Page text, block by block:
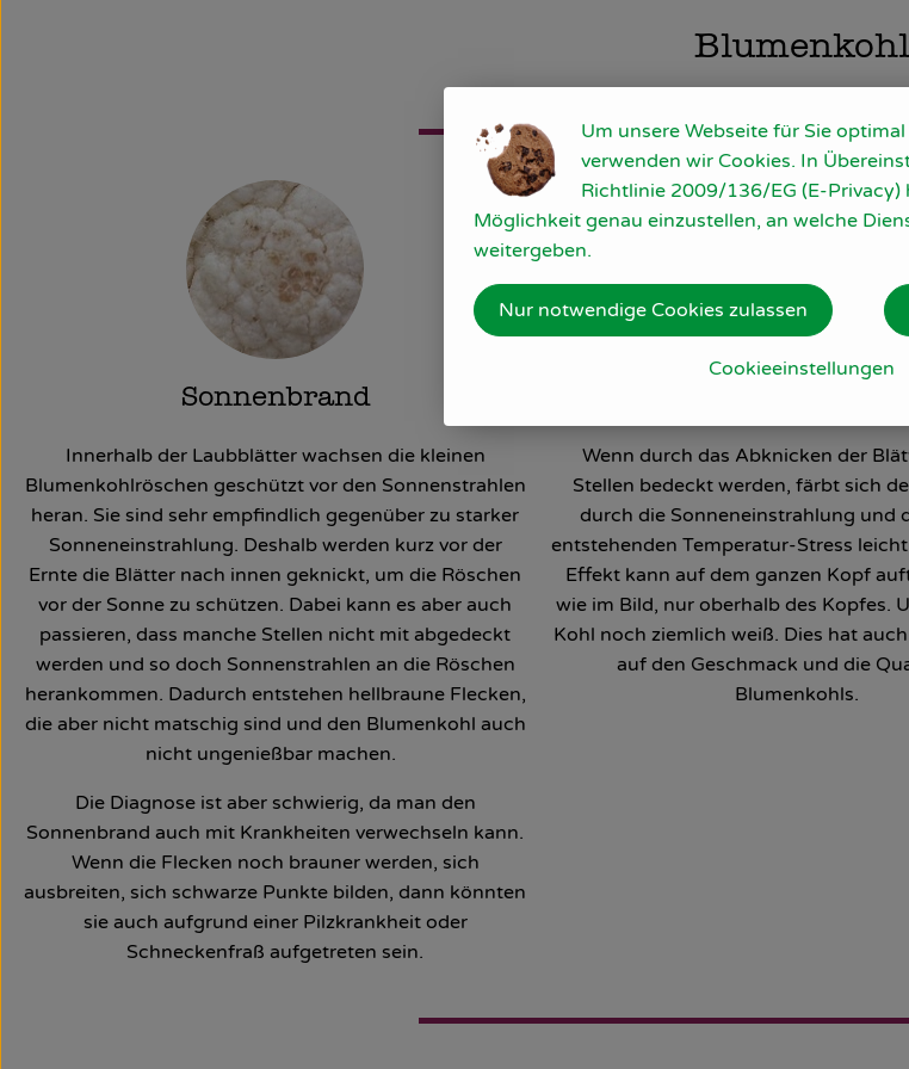
Blumenkohl
Sonnenbrand
Innerhalb der Laubblätter wachsen die kleinen
Blumenkohlröschen geschützt vor den Sonnenstrahlen
heran. Sie sind sehr empfindlich gegenüber zu starker
Sonneneinstrahlung. Deshalb werden kurz vor der
Ernte die Blätter nach innen geknickt, um die Röschen
vor der Sonne zu schützen. Dabei kann es aber auch
passieren, dass manche Stellen nicht mit abgedeckt
werden und so doch Sonnenstrahlen an die Röschen
herankommen. Dadurch entstehen hellbraune Flecken,
die aber nicht matschig sind und den Blumenkohl auch
nicht ungenießbar machen.
Die Diagnose ist aber schwierig, da man den
Sonnenbrand auch mit Krankheiten verwechseln kann.
Wenn die Flecken noch brauner werden, sich
ausbreiten, sich schwarze Punkte bilden, dann könnten
sie auch aufgrund einer Pilzkrankheit oder
Schneckenfraß aufgetreten sein.
Wenn durch das Abknicken der
Stellen bedeckt werden, färbt sich
durch die Sonneneinstrahlung und
entstehenden Temperatur-Stress
Effekt kann auf dem ganzen Kopf
wie im Bild, nur oberhalb des Kopfes.
Kohl noch ziemlich weiß. Dies hat
auf den Geschmack und die
Blumenkohls.
Um unsere Webseite für Sie
verwenden wir Cookies. In
Richtlinie 2009/136/EG (E-Privacy)
Möglichkeit genau einzustellen, an welche
weitergeben.
Cookieeinstellungen
Nur notwendige Cookies zulassen